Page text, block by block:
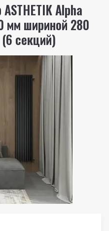
Alpha
мм шириной 280
секций)